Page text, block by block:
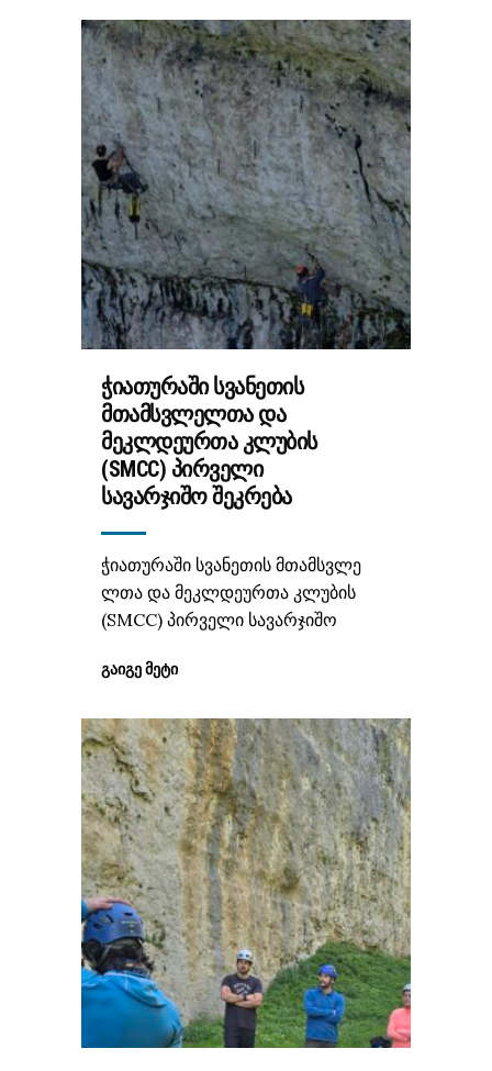
ᲭᲘᲐᲗᲣᲠᲐᲨᲘ ᲡᲕᲐᲜᲔᲗᲘᲡ
ᲛᲗᲐᲛᲡᲕᲚᲔᲚᲗᲐ ᲓᲐ
ᲛᲔᲙᲚᲓᲔᲣᲠᲗᲐ ᲙᲚᲣᲑᲘᲡ
(SMCC) ᲞᲘᲠᲕᲔᲚᲘ
ᲡᲐᲕᲐᲠᲯᲘᲨᲝ ᲨᲔᲙᲠᲔᲑᲐ
ჭიათურაში სვანეთის მთამსვლე
ლთა და მეკლდეურთა კლუბის
(SMCC) პირველი სავარჯიშო
ᲒᲐᲘᲒᲔ ᲛᲔᲢᲘ